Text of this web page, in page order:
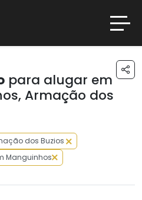
para alugar em
Armação dos
dos Buzios
Manguinhos